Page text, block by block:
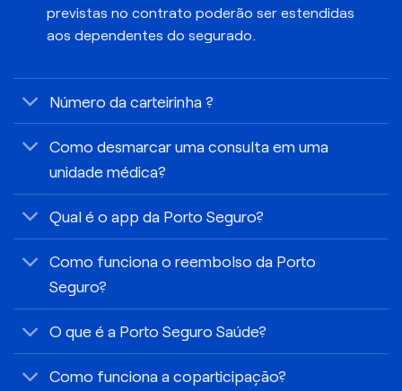
previstas no contrato poderão ser estendidas
aos dependentes do segurado.
Número da carteirinha ?
Como desmarcar uma consulta em uma
unidade médica?
Qual é o app da Porto Seguro?
Como funciona o reembolso da Porto
Seguro?
O que é a Porto Seguro Saúde?
Como funciona a coparticipação?